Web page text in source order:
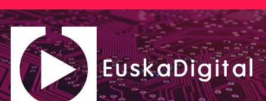
Saltar
al
contenido